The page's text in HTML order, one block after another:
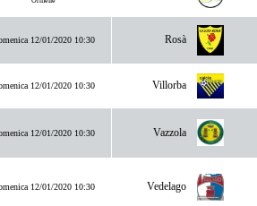
12/01/2020 10:30 Rosà
12/01/2020 10:30 Villorba
12/01/2020 10:30 Vazzola
12/01/2020 10:30 Vedelago